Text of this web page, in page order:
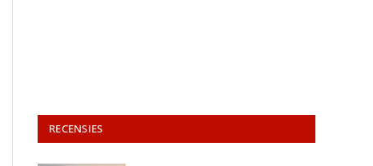
RECENSIES